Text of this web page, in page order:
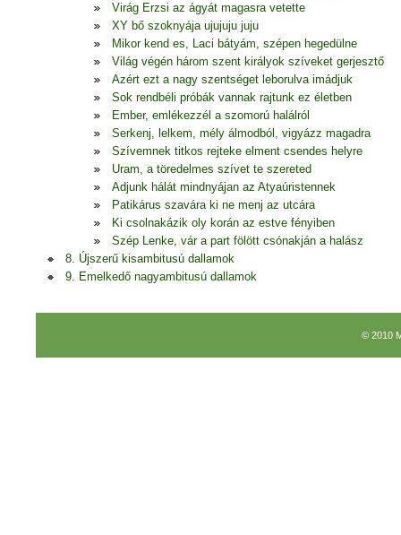
Virág Erzsi az ágyát magasra vetette
XY bő szoknyája ujujuju juju
Mikor kend es, Laci bátyám, szépen hegedülne
Világ végén három szent királyok szíveket gerjesztő
Azért ezt a nagy szentséget leborulva imádjuk
Sok rendbéli próbák vannak rajtunk ez életben
Ember, emlékezzél a szomorú halálról
Serkenj, lelkem, mély álmodból, vigyázz magadra
Szívemnek titkos rejteke elment csendes helyre
Uram, a töredelmes szívet te szereted
Adjunk hálát mindnyájan az Atyaúristennek
Patikárus szavára ki ne menj az utcára
Ki csolnakázik oly korán az estve fényiben
Szép Lenke, vár a part fölött csónakján a halász
8. Újszerű kisambitusú dallamok
9. Emelkedő nagyambitusú dallamok
© 2010